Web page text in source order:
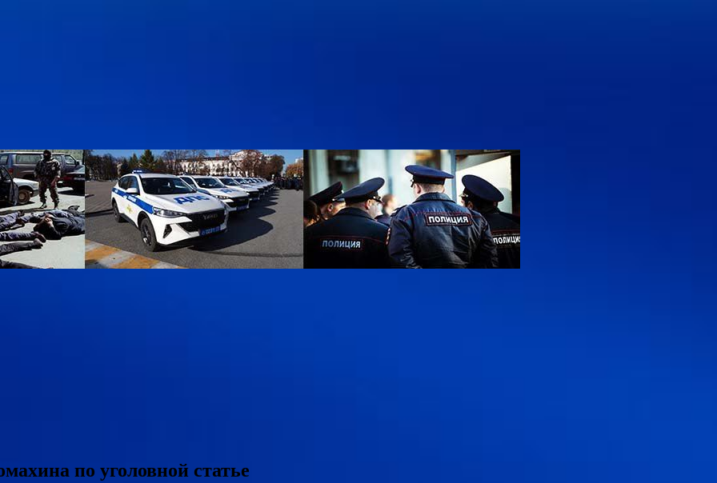
по уголовной статье